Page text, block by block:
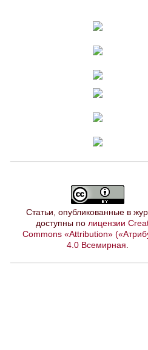
Статьи, опубликованные в
доступны по лицензии
Commons «Attribution»
4.0 Всемирная